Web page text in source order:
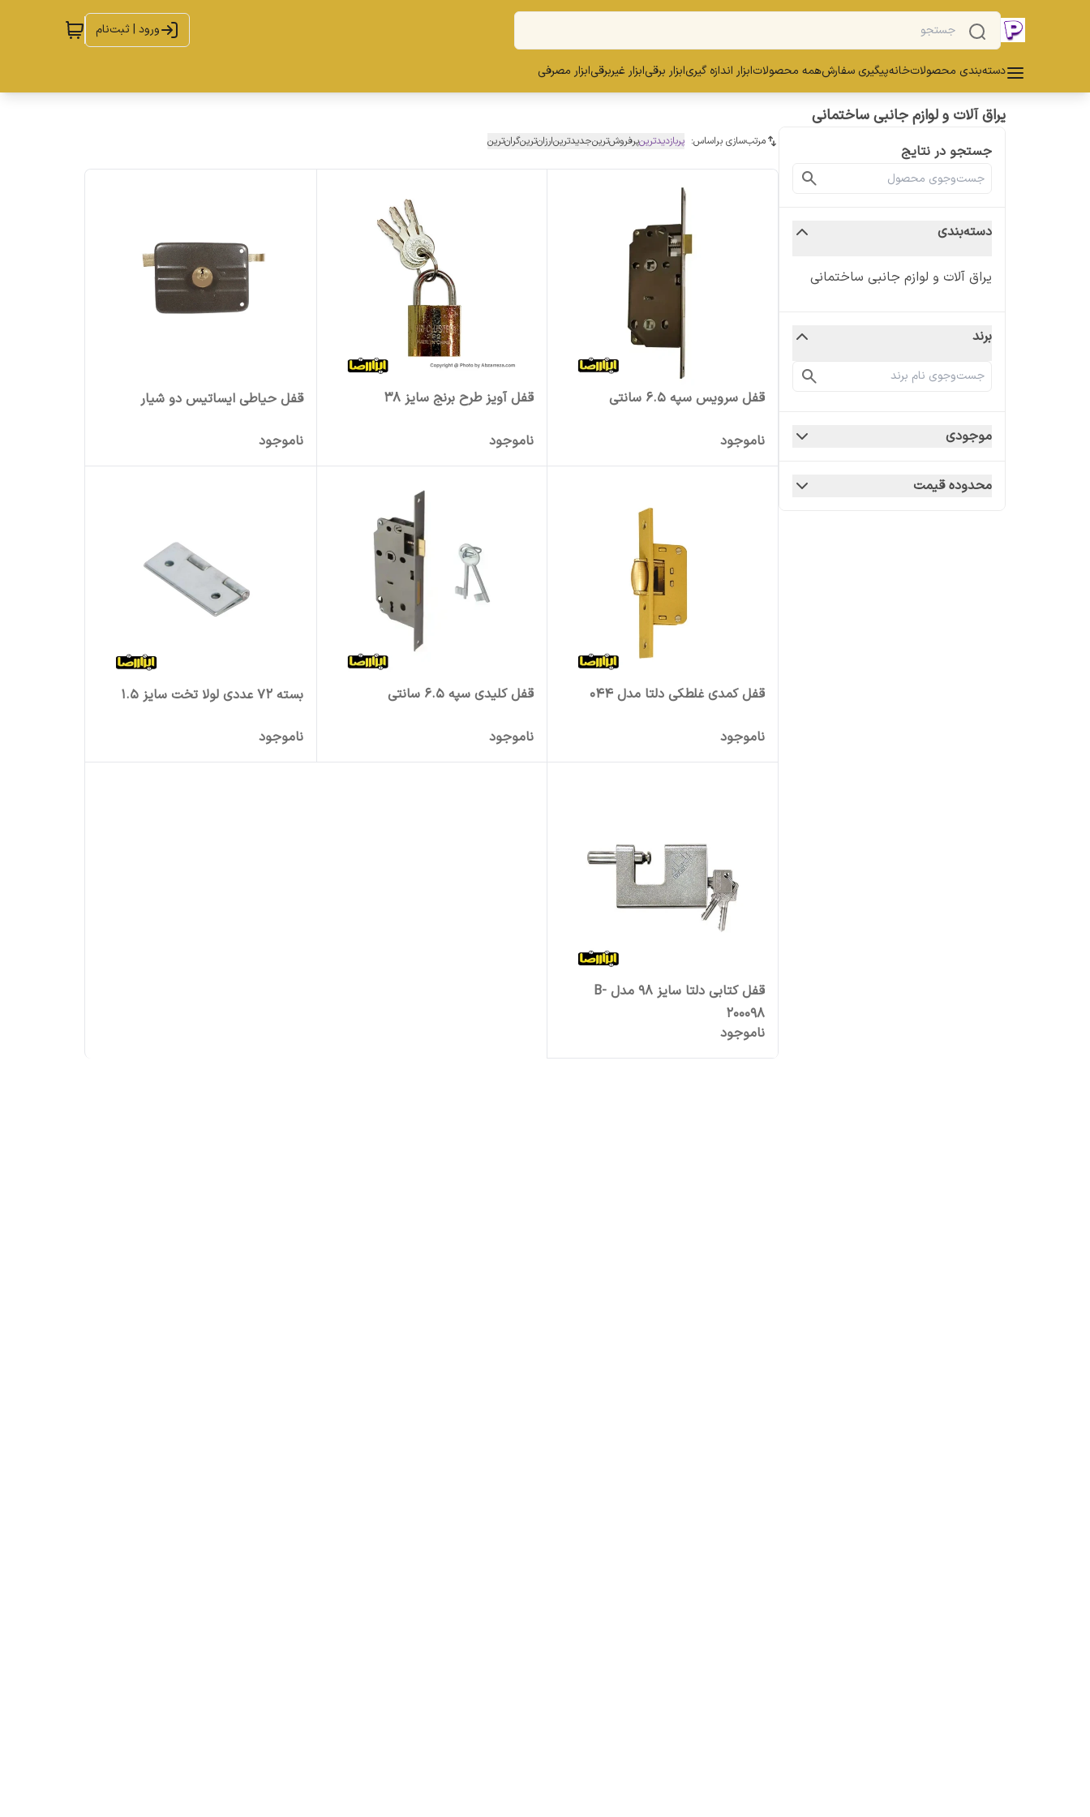
ورود | ثبت‌نام
دسته‌بندی محصولاتخانهپیگیری سفارشهمه محصولاتابزار اندازه گیریابزار برقیابزار غیربرقیابزار مصرفی
یراق آلات و لوازم جانبی ساختمانی
جستجو در نتایج
دسته‌بندی
یراق آلات و لوازم جانبی ساختمانی
برند
موجودی
محدوده قیمت
مرتب‌سازی براساس: پربازدیدترینپرفروش‌ترینجدیدترینارزان‌ترینگران‌ترین
قفل سرویس سپه 6.5 سانتی
ناموجود
قفل آویز طرح برنج سایز 38
ناموجود
قفل حیاطی ایساتیس دو شیار
ناموجود
قفل کمدی غلطکی دلتا مدل 044
ناموجود
قفل کلیدی سپه 6.5 سانتی
ناموجود
بسته 72 عددی لولا تخت سایز 1.5
ناموجود
قفل کتابی دلتا سایز 98 مدل B-
200098
ناموجود